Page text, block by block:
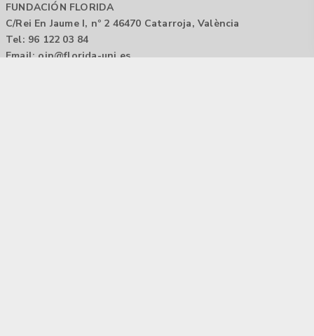
FUNDACIÓN FLORIDA
C/Rei En Jaume I, nº 2 46470 Catarroja, València
Tel: 96 122 03 84
Email: oip@florida-uni.es